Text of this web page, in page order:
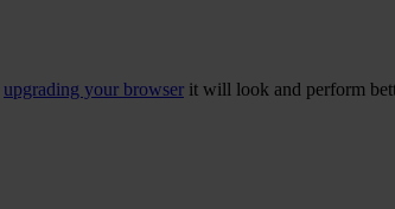
upgrading your browser it will look and perform